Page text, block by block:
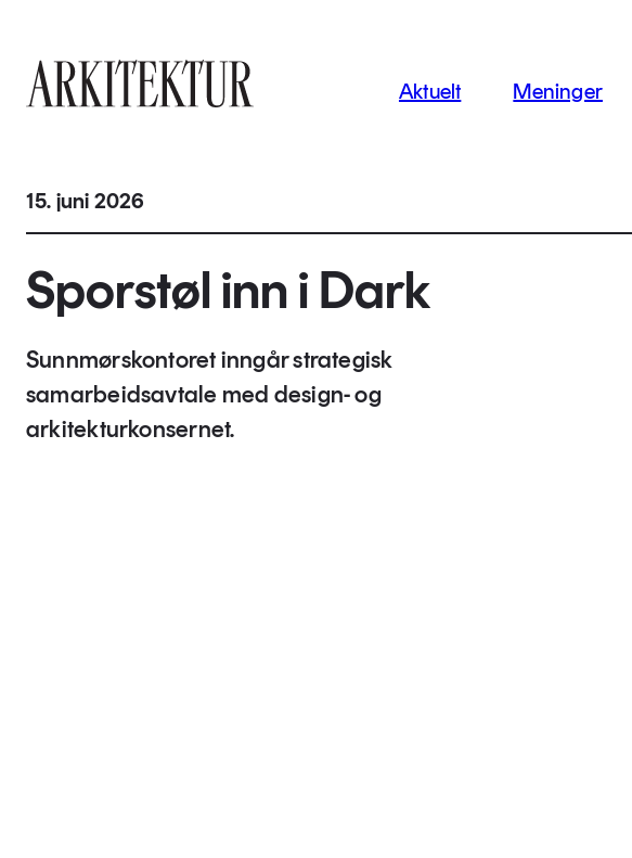
Aktuelt Meninger
15. juni 2026
Sporstøl inn i Dark
Sunnmørskontoret inngår strategisk
samarbeidsavtale med design- og
arkitekturkonsernet.